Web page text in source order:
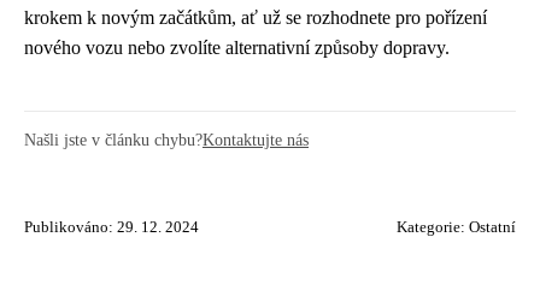
krokem k novým začátkům, ať už se rozhodnete pro pořízení
nového vozu nebo zvolíte alternativní způsoby dopravy.
Našli jste v článku chybu?Kontaktujte nás
Publikováno: 29. 12. 2024 Kategorie: Ostatní